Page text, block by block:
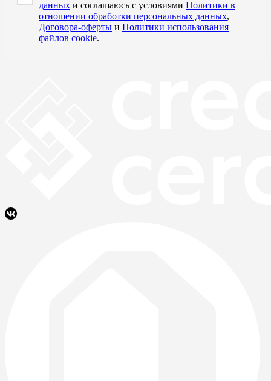
данных и соглашаюсь с условиями Политики в
отношении обработки персональных данных,
Договора-оферты и Политики использования
файлов cookie.